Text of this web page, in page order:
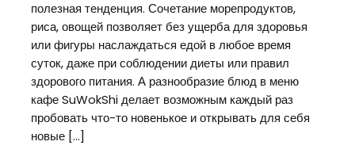
полезная тенденция. Сочетание морепродуктов,
риса, овощей позволяет без ущерба для здоровья
или фигуры наслаждаться едой в любое время
суток, даже при соблюдении диеты или правил
здорового питания. А разнообразие блюд в меню
кафе SuWokShi делает возможным каждый раз
пробовать что-то новенькое и открывать для себя
новые […]